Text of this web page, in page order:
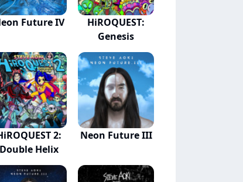
Future IV
HiROQUEST:
Genesis
2:
Double Helix
Neon Future III